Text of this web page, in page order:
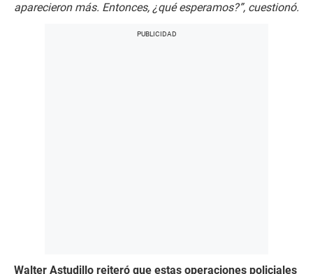
aparecieron más. Entonces, ¿qué esperamos?”, cuestionó.
Walter Astudillo reiteró que estas operaciones policiales